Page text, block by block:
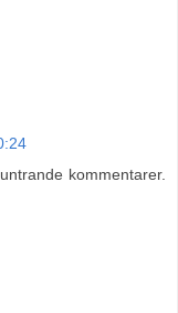
kommentarer.